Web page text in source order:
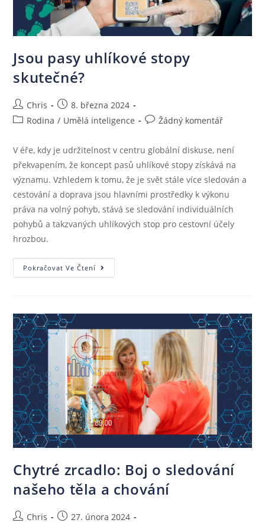
Jsou pasy uhlíkové stopy
skutečné?
Chris
8. března 2024
Rodina / Umělá inteligence Žádný komentář
V éře, kdy je udržitelnost v centru globální diskuse, není
překvapením, že koncept pasů uhlíkové stopy získává na
významu. Vzhledem k tomu, že je svět stále více sledován a
cestování a doprava jsou hlavními prostředky k výkonu
práva na volný pohyb, stává se sledování individuálních
pohybů a takzvaných uhlíkových stop pro cestovní účely
hrozbou.
Pokračovat Ve Čtení
Chytré zrcadlo: Boj o sledování
našeho těla a chování
Chris
27. února 2024